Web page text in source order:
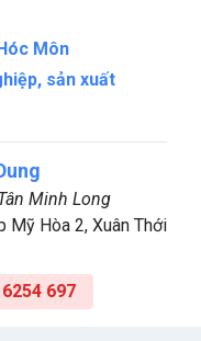
Môn
sản xuất
Minh Long
Mỹ Hòa 2, Xuân Thới
697